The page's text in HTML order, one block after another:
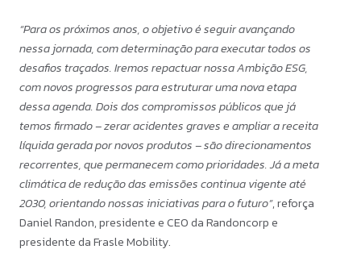
“Para os próximos anos, o objetivo é seguir avançando
nessa jornada, com determinação para executar todos os
desafios traçados. Iremos repactuar nossa Ambição ESG,
com novos progressos para estruturar uma nova etapa
dessa agenda. Dois dos compromissos públicos que já
temos firmado – zerar acidentes graves e ampliar a receita
líquida gerada por novos produtos – são direcionamentos
recorrentes, que permanecem como prioridades. Já a meta
climática de redução das emissões continua vigente até
2030, orientando nossas iniciativas para o futuro”, reforça
Daniel Randon, presidente e CEO da Randoncorp e
presidente da Frasle Mobility.